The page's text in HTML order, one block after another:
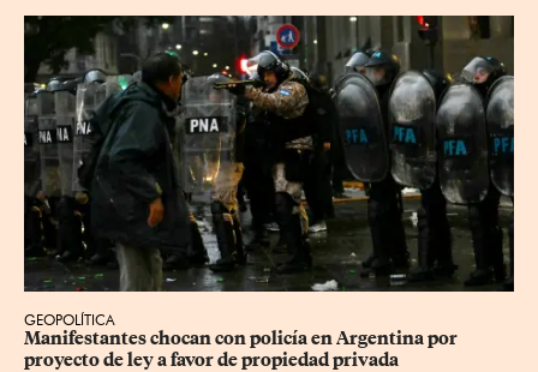
GEOPOLÍTICA
Manifestantes chocan con policía en Argentina por
proyecto de ley a favor de propiedad privada